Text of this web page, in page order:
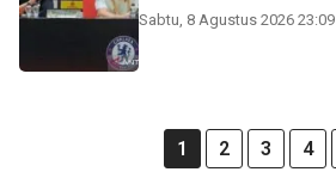
Sabtu, 8 Agustus 2026 23:09
1 2 3 4